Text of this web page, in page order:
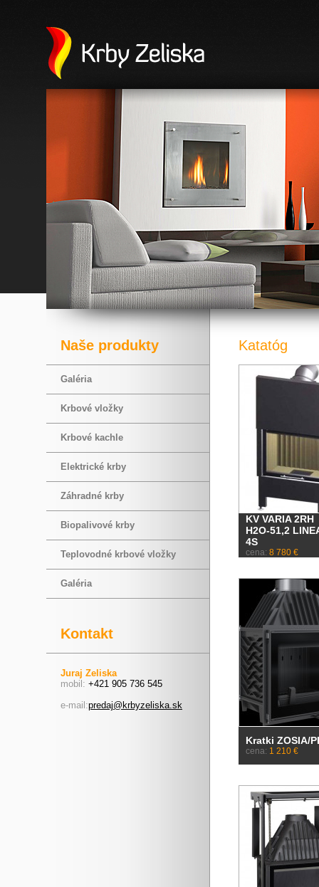
Naše produkty
Galéria
Krbové vložky
Krbové kachle
Elektrické krby
Záhradné krby
Biopalivové krby
Teplovodné krbové vložky
Galéria
Kontakt
Juraj Zeliska
mobil: +421 905 736 545
e-mail:predaj@krbyzeliska.sk
Katatóg
KV VARIA 2RH
H2O-51,2
4S
cena: 8 780 €
Kratki ZOSIA/
cena: 1 210 €